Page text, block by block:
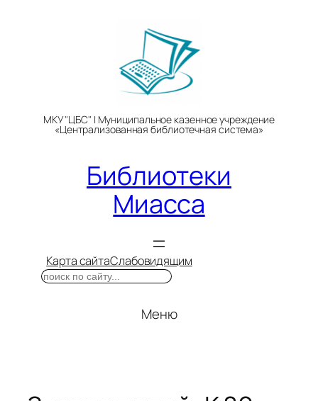
МКУ "ЦБС" | Муниципальное казенное учреждение
«Централизованная библиотечная система»
Библиотеки
Миасса
Карта сайтаСлабовидящим
Поиск
Меню